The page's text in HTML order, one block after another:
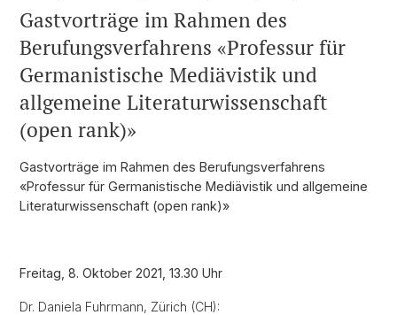
Gastvorträge im Rahmen des
Berufungsverfahrens «Professur für
Germanistische Mediävistik und
allgemeine Literaturwissenschaft
(open rank)»
Gastvorträge im Rahmen des Berufungsverfahrens
«Professur für Germanistische Mediävistik und allgemeine
Literaturwissenschaft (open rank)»
Freitag, 8. Oktober 2021, 13.30 Uhr
Dr. Daniela Fuhrmann, Zürich (CH):